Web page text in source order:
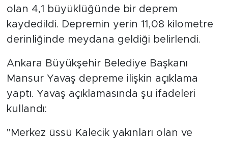
olan 4,1 büyüklüğünde bir deprem
kaydedildi. Depremin yerin 11,08 kilometre
derinliğinde meydana geldiği belirlendi.
Ankara Büyükşehir Belediye Başkanı
Mansur Yavaş depreme ilişkin açıklama
yaptı. Yavaş açıklamasında şu ifadeleri
kullandı:
"Merkez üssü Kalecik yakınları olan ve